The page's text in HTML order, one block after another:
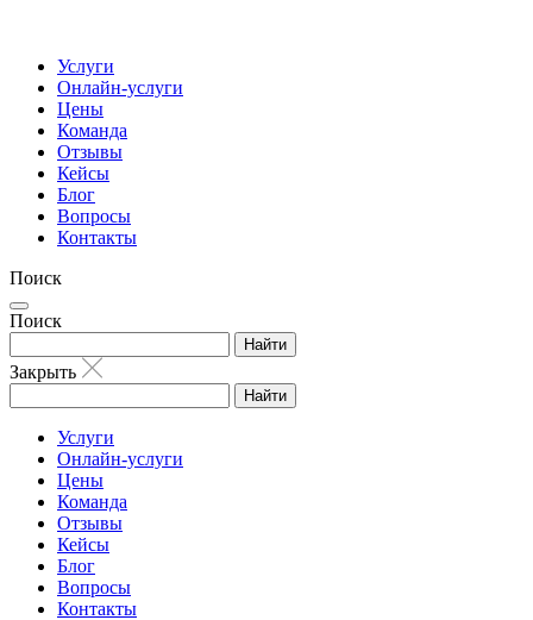
Услуги
Онлайн-услуги
Цены
Команда
Отзывы
Кейсы
Блог
Вопросы
Контакты
Поиск
Поиск
Найти
Закрыть
Найти
Услуги
Онлайн-услуги
Цены
Команда
Отзывы
Кейсы
Блог
Вопросы
Контакты